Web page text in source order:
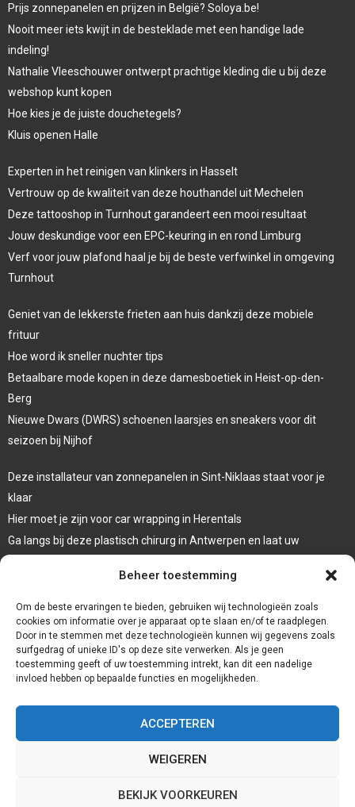
Beheer toestemming
Om de beste ervaringen te bieden, gebruiken wij technologieën zoals
cookies om informatie over je apparaat op te slaan en/of te raadplegen.
Door in te stemmen met deze technologieën kunnen wij gegevens zoals
surfgedrag of unieke ID's op deze site verwerken. Als je geen
toestemming geeft of uw toestemming intrekt, kan dit een nadelige
invloed hebben op bepaalde functies en mogelijkheden.
ACCEPTEREN
WEIGEREN
BEKIJK VOORKEUREN
Prijs zonnepanelen en prijzen in België? Soloya.be!
Nooit meer iets kwijt in de besteklade met een handige lade
indeling!
Nathalie Vleeschouwer ontwerpt prachtige kleding die u bij deze
webshop kunt kopen
Hoe kies je de juiste douchetegels?
Kluis openen Halle
Experten in het reinigen van klinkers in Hasselt
Vertrouw op de kwaliteit van deze houthandel uit Mechelen
Deze tattooshop in Turnhout garandeert een mooi resultaat
Jouw deskundige voor een EPC-keuring in en rond Limburg
Verf voor jouw plafond haal je bij de beste verfwinkel in omgeving
Turnhout
Geniet van de lekkerste frieten aan huis dankzij deze mobiele
frituur
Hoe word ik sneller nuchter tips
Betaalbare mode kopen in deze damesboetiek in Heist-op-den-
Berg
Nieuwe Dwars (DWRS) schoenen laarsjes en sneakers voor dit
seizoen bij Nijhof
Deze installateur van zonnepanelen in Sint-Niklaas staat voor je
klaar
Hier moet je zijn voor car wrapping in Herentals
Ga langs bij deze plastisch chirurg in Antwerpen en laat uw
Laat een systeemdiagnose uitvoeren bij deze garage in Dessel